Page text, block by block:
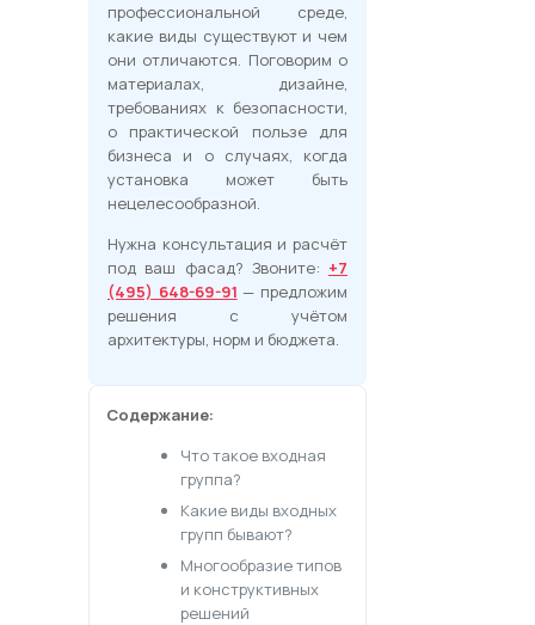
профессиональной среде,
какие виды существуют и чем
они отличаются. Поговорим о
материалах, дизайне,
требованиях к безопасности,
о практической пользе для
бизнеса и о случаях, когда
установка может быть
нецелесообразной.
Нужна консультация и расчёт
под ваш фасад? Звоните: +7
(495) 648-69-91 — предложим
решения с учётом
архитектуры, норм и бюджета.
Содержание:
Что такое входная
группа?
Какие виды входных
групп бывают?
Многообразие типов
и конструктивных
решений